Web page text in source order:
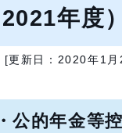
年度
[更新日： 2020年1月
公的年金等